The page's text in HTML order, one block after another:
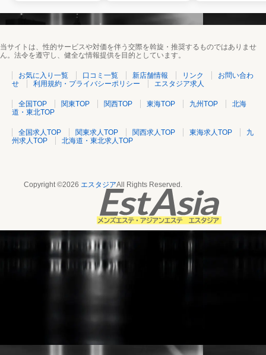
当サイトは、性的サービスや対価を伴う交際を斡旋・推奨するものではありませ
ん。法令を遵守し、健全な情報提供を目的としています。
お気に入り一覧 口コミ一覧 新店舗情報 リンク
お問い合わ
せ
利用規約・プライバシーポリシー エスタジア求人
全国TOP 関東TOP 関西TOP 東海TOP 九州TOP
北海
道・東北TOP
全国求人TOP 関東求人TOP 関西求人TOP 東海求人TOP
九
州求人TOP
北海道・東北求人TOP
Copyright ©2026 エスタジアAll Rights Reserved.